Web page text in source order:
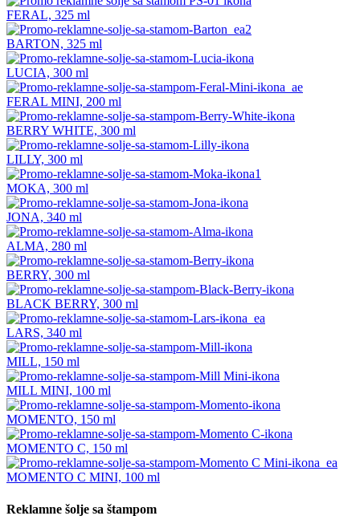
FERAL, 325 ml
BARTON, 325 ml
LUCIA, 300 ml
FERAL MINI, 200 ml
BERRY WHITE, 300 ml
LILLY, 300 ml
MOKA, 300 ml
JONA, 340 ml
ALMA, 280 ml
BERRY, 300 ml
BLACK BERRY, 300 ml
LARS, 340 ml
MILL, 150 ml
MILL MINI, 100 ml
MOMENTO, 150 ml
MOMENTO C, 150 ml
MOMENTO C MINI, 100 ml
Reklamne šolje sa štampom